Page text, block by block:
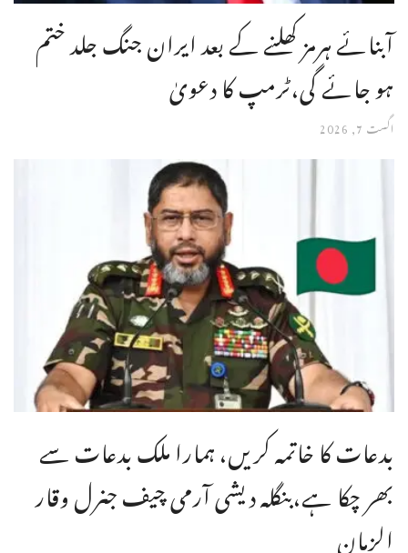
آبنائے ہرمز کھلنے کے بعد ایران جنگ جلد ختم
ہو جائے گی،ٹرمپ کا دعویٰ
اگست 7, 2026
بدعات کا خاتمہ کریں، ہمارا ملک بدعات سے
بھر چکا ہے،بنگله دیشی آرمی چیف جنرل وقار
الزمان